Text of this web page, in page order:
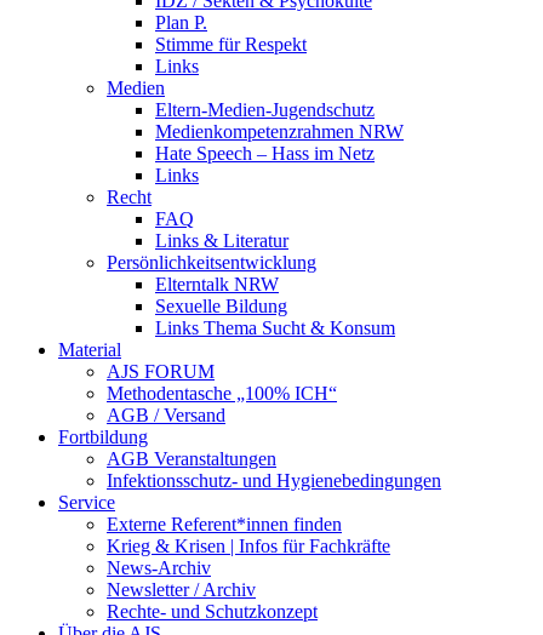
Plan P.
Stimme für Respekt
Links
Medien
Eltern-Medien-Jugendschutz
Medienkompetenzrahmen NRW
Hate Speech – Hass im Netz
Links
Recht
FAQ
Links & Literatur
Persönlichkeitsentwicklung
Elterntalk NRW
Sexuelle Bildung
Links Thema Sucht & Konsum
Material
AJS FORUM
Methodentasche „100% ICH“
AGB / Versand
Fortbildung
AGB Veranstaltungen
Infektionsschutz- und Hygienebedingungen
Service
Externe Referent*innen finden
Krieg & Krisen | Infos für Fachkräfte
News-Archiv
Newsletter / Archiv
Rechte- und Schutzkonzept